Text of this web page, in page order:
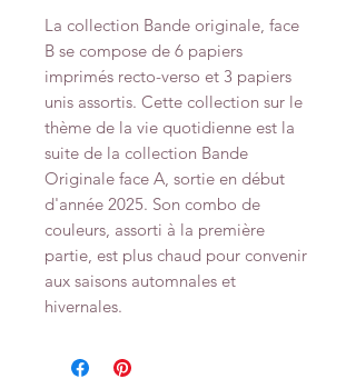
La collection Bande originale, face
B se compose de 6 papiers
imprimés recto-verso et 3 papiers
unis assortis. Cette collection sur le
thème de la vie quotidienne est la
suite de la collection Bande
Originale face A, sortie en début
d'année 2025. Son combo de
couleurs, assorti à la première
partie, est plus chaud pour convenir
aux saisons automnales et
hivernales.